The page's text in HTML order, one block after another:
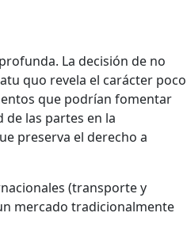
La decisión de no
quo revela el carácter poco
que podrían fomentar
las partes en la
preserva el derecho a
(transporte y
mercado tradicionalmente